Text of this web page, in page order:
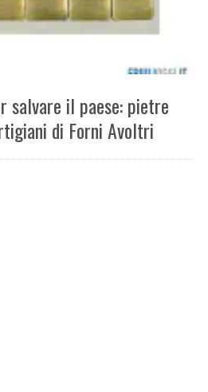
salvare il paese: pietre
di Forni Avoltri